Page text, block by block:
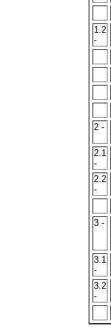
1.2
-
2 -
2.1
-
2.2
-
3 -
3.1
-
3.2
-